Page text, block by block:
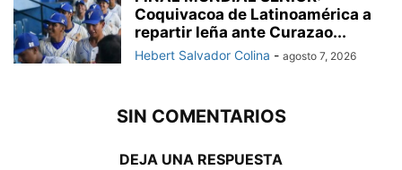
Coquivacoa de Latinoamérica a
repartir leña ante Curazao...
Hebert Salvador Colina - agosto 7, 2026
SIN COMENTARIOS
DEJA UNA RESPUESTA